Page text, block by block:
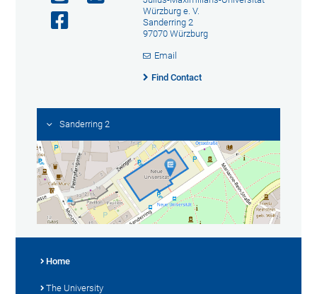
Würzburg e. V.
Sanderring 2
97070 Würzburg
Email
Find Contact
Sanderring 2
Home
The University